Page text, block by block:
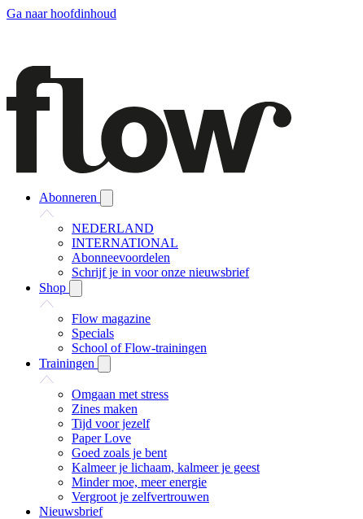
Ga naar hoofdinhoud
Abonneren
NEDERLAND
INTERNATIONAL
Abonneevoordelen
Schrijf je in voor onze nieuwsbrief
Shop
Flow magazine
Specials
School of Flow-trainingen
Trainingen
Omgaan met stress
Zines maken
Tijd voor jezelf
Paper Love
Goed zoals je bent
Kalmeer je lichaam, kalmeer je geest
Minder moe, meer energie
Vergroot je zelfvertrouwen
Nieuwsbrief